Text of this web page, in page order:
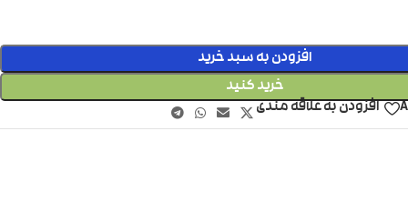
افزودن به سبد خرید
خرید کنید
افزودن به علاقه مندی